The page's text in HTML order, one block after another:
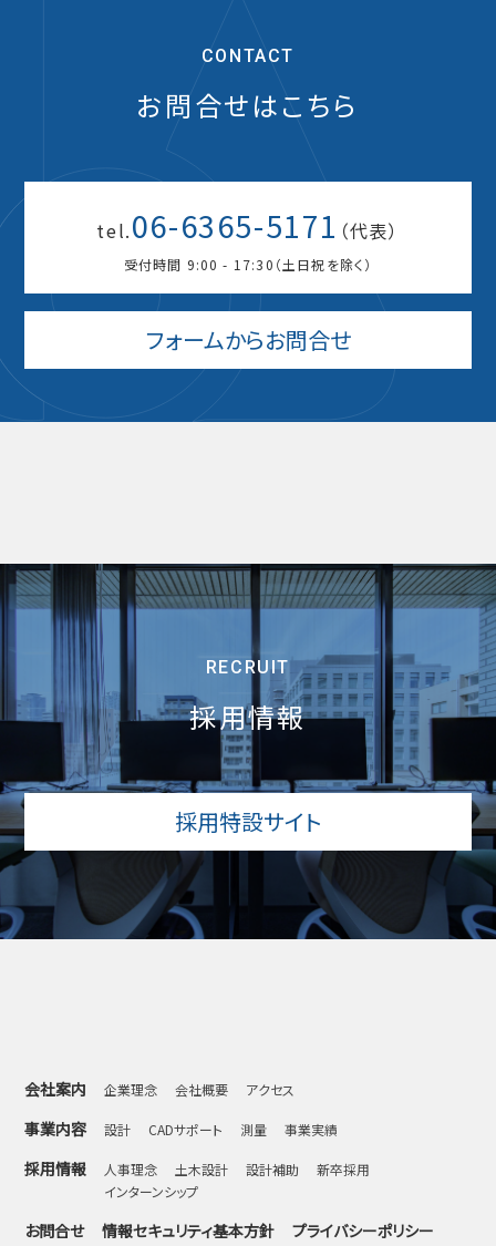
CONTACT
お問合せはこちら
tel.06-6365-5171 （代表）
受付時間 9:00 - 17:30（土日祝を除く）
フォームからお問合せ
RECRUIT
採用情報
採用特設サイト
会社案内 企業理念 会社概要 アクセス
事業内容 設計 CADサポート 測量 事業実績
採用情報 人事理念 土木設計 設計補助
新卒採用
インターンシップ
お問合せ 情報セキュリティ基本方針 プライバシーポリシー